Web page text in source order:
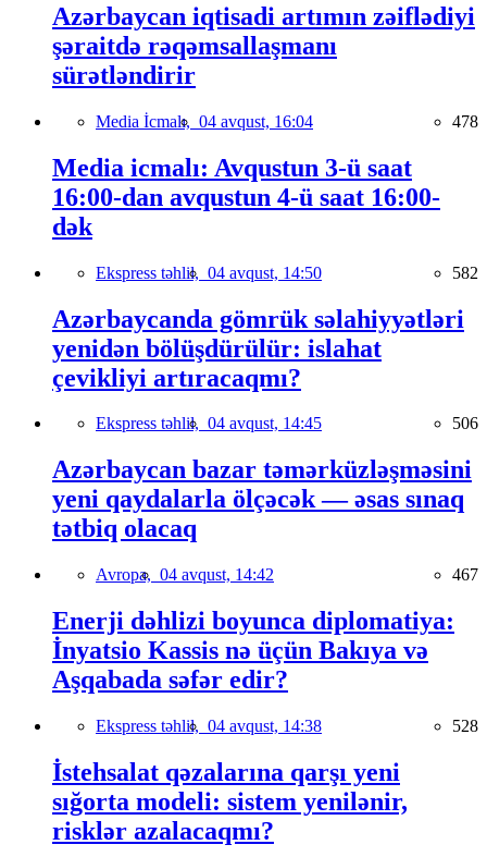
Azərbaycan iqtisadi artımın zəiflədiyi
şəraitdə rəqəmsallaşmanı
sürətləndirir
Media İcmalı, 04 avqust, 16:04 478
Media icmalı: Avqustun 3-ü saat
16:00-dan avqustun 4-ü saat 16:00-
dək
Ekspress təhlil, 04 avqust, 14:50 582
Azərbaycanda gömrük səlahiyyətləri
yenidən bölüşdürülür: islahat
çevikliyi artıracaqmı?
Ekspress təhlil, 04 avqust, 14:45 506
Azərbaycan bazar təmərküzləşməsini
yeni qaydalarla ölçəcək — əsas sınaq
tətbiq olacaq
Avropa, 04 avqust, 14:42 467
Enerji dəhlizi boyunca diplomatiya:
İnyatsio Kassis nə üçün Bakıya və
Aşqabada səfər edir?
Ekspress təhlil, 04 avqust, 14:38 528
İstehsalat qəzalarına qarşı yeni
sığorta modeli: sistem yenilənir,
risklər azalacaqmı?